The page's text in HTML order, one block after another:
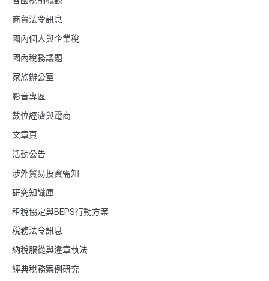
商貿法令訊息
國內個人與企業稅
國內稅務議題
家族辦公室
影音專區
數位經濟與電商
文章頁
活動公告
涉外貿易投資需知
研究知識庫
租稅協定與BEPS行動方案
稅務法令訊息
納稅服從與違章執法
經典稅務案例研究